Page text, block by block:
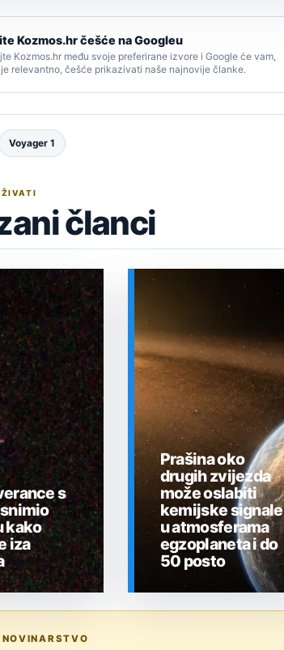
Kozmos.hr češće na Googleu
Kozmos.hr među svoje preferirane izvore i Google će vam,
relevantno, češće prikazivati naše najnovije članke.
Voyager 1
članci
s
kako
iza
Prašina oko
drugih zvijezda
može oslabiti
kemijske signale
u atmosferama
egzoplaneta i do
50 posto